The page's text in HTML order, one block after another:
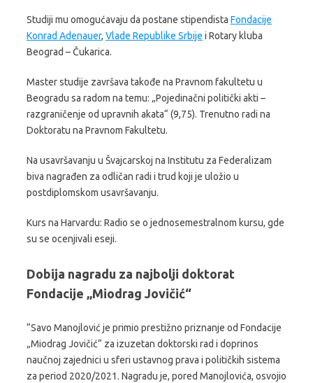
Studiji mu omogućavaju da postane stipendista Fondacije
Konrad Adenauer, Vlade Republike Srbije i Rotary kluba
Beograd – Čukarica.
Master studije završava takođe na Pravnom fakultetu u
Beogradu sa radom na temu: „Pojedinačni politički akti –
razgraničenje od upravnih akata“ (9,75). Trenutno radi na
Doktoratu na Pravnom Fakultetu.
Na usavršavanju u Švajcarskoj na Institutu za Federalizam
biva nagrađen za odličan radi i trud koji je uložio u
postdiplomskom usavršavanju.
Kurs na Harvardu: Radio se o jednosemestralnom kursu, gde
su se ocenjivali eseji.
Dobija nagradu za najbolji doktorat
Fondacije „Miodrag Jovičić“
“Savo Manojlović je primio prestižno priznanje od Fondacije
„Miodrag Jovičić“ za izuzetan doktorski rad i doprinos
naučnoj zajednici u sferi ustavnog prava i političkih sistema
za period 2020/2021. Nagradu je, pored Manojlovića, osvojio